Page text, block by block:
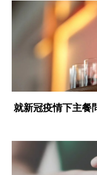
就新冠疫情下主餐